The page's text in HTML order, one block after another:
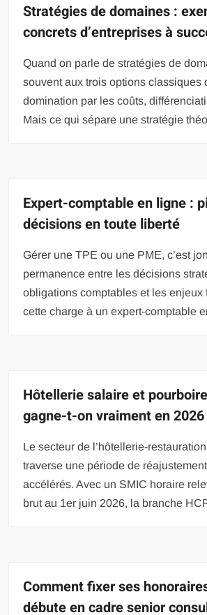
Stratégies de domaines :
concrets d’entreprises à
Quand on parle de stratégies de
souvent aux trois options classiques
domination par les coûts,
Mais ce qui sépare une stratégie
Expert-comptable en ligne :
décisions en toute liberté
Gérer une TPE ou une PME, c’est
permanence entre les décisions
obligations comptables et les enjeux
cette charge à un expert-comptable
Hôtellerie salaire et
gagne-t-on vraiment en 2026
Le secteur de l’hôtellerie-
traverse une période de
accélérés. Avec un SMIC horaire
brut au 1er juin 2026, la branche
Comment fixer ses
débute en cadre senior